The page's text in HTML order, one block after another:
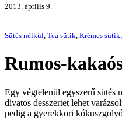
2013. április 9.
Sütés nélkül Tea sütik Krémes sütik
Rumos-
Egy végtelenül egyszerű sütés
divatos desszertet lehet
pedig a gyerekkori